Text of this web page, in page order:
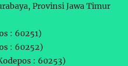
Provinsi Jawa Timur
: 60251)
: 60252)
: 60253)